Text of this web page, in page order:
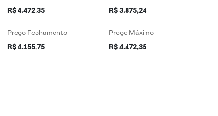
R$ 4.472,35
R$ 3.875,24
Preço Fechamento
R$ 4.155,75
Preço Máximo
R$ 4.472,35